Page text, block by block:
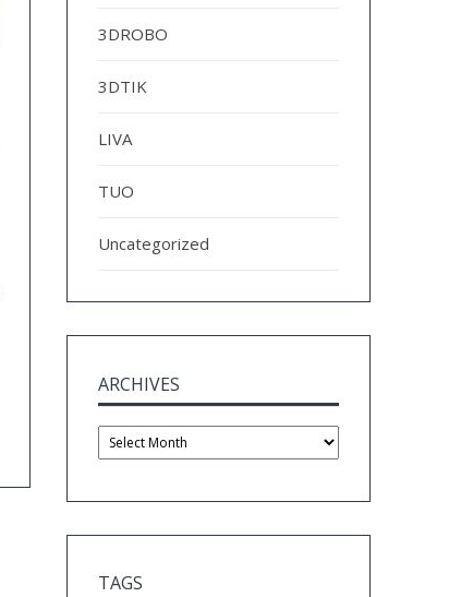
3DROBO
3DTIK
LIVA
TUO
Uncategorized
ARCHIVES
Archives
TAGS